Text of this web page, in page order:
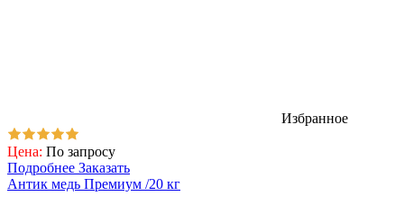
Избранное
Цена: По запросу
Подробнее Заказать
Антик медь Премиум /20 кг